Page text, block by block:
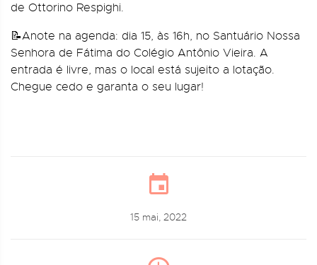
de Ottorino Respighi.
📝Anote na agenda: dia 15, às 16h, no Santuário Nossa
Senhora de Fátima do Colégio Antônio Vieira. A
entrada é livre, mas o local está sujeito a lotação.
Chegue cedo e garanta o seu lugar!
15 mai, 2022